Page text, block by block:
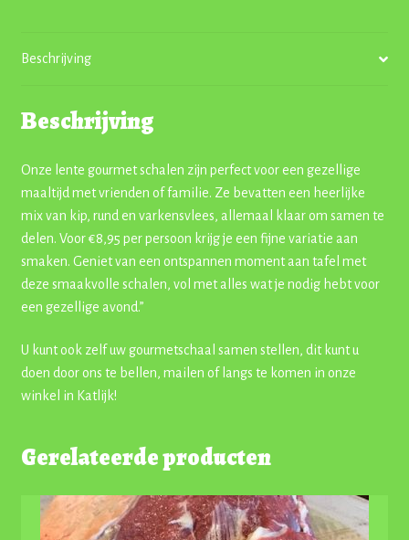
Beschrijving
Beschrijving
Onze lente gourmet schalen zijn perfect voor een gezellige
maaltijd met vrienden of familie. Ze bevatten een heerlijke
mix van kip, rund en varkensvlees, allemaal klaar om samen te
delen. Voor €8,95 per persoon krijg je een fijne variatie aan
smaken. Geniet van een ontspannen moment aan tafel met
deze smaakvolle schalen, vol met alles wat je nodig hebt voor
een gezellige avond.”
U kunt ook zelf uw gourmetschaal samen stellen, dit kunt u
doen door ons te bellen, mailen of langs te komen in onze
winkel in Katlijk!
Gerelateerde producten